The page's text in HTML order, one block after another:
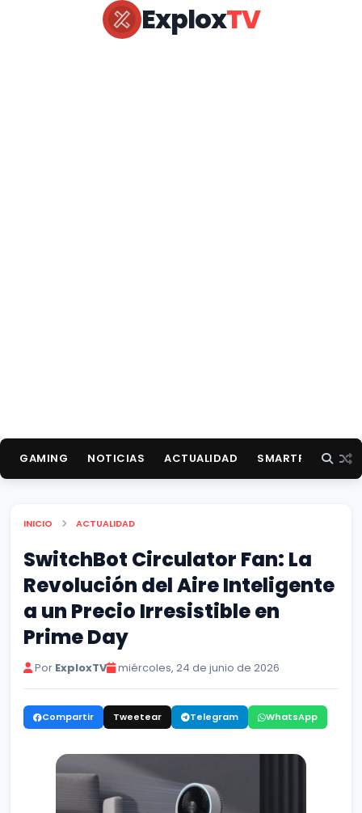
ExploxTV
GAMING NOTICIAS ACTUALIDAD SMARTPHONES
INICIO ACTUALIDAD
SwitchBot Circulator Fan: La
Revolución del Aire Inteligente
a un Precio Irresistible en
Prime Day
Por ExploxTV miércoles, 24 de junio de 2026
Compartir Tweetear Telegram WhatsApp